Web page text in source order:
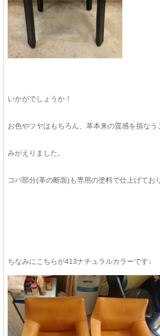
いかがでしょうか！
お色やツヤはもちろん、革本来の質感を損なう
みがえりました。
コバ部分(革の断面)も専用の塗料で仕上げてお
ちなみにこちらが413ナチュラルカラーです↓